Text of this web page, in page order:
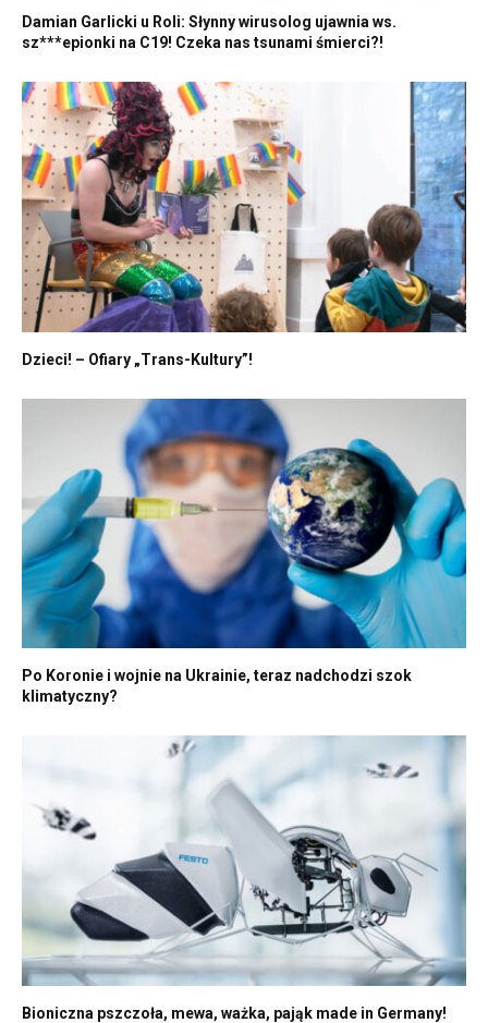
Damian Garlicki u Roli: Słynny wirusolog ujawnia ws.
sz***epionki na C19! Czeka nas tsunami śmierci?!
Dzieci! – Ofiary „Trans-Kultury”!
Po Koronie i wojnie na Ukrainie, teraz nadchodzi szok
klimatyczny?
Bioniczna pszczoła, mewa, ważka, pająk made in Germany!